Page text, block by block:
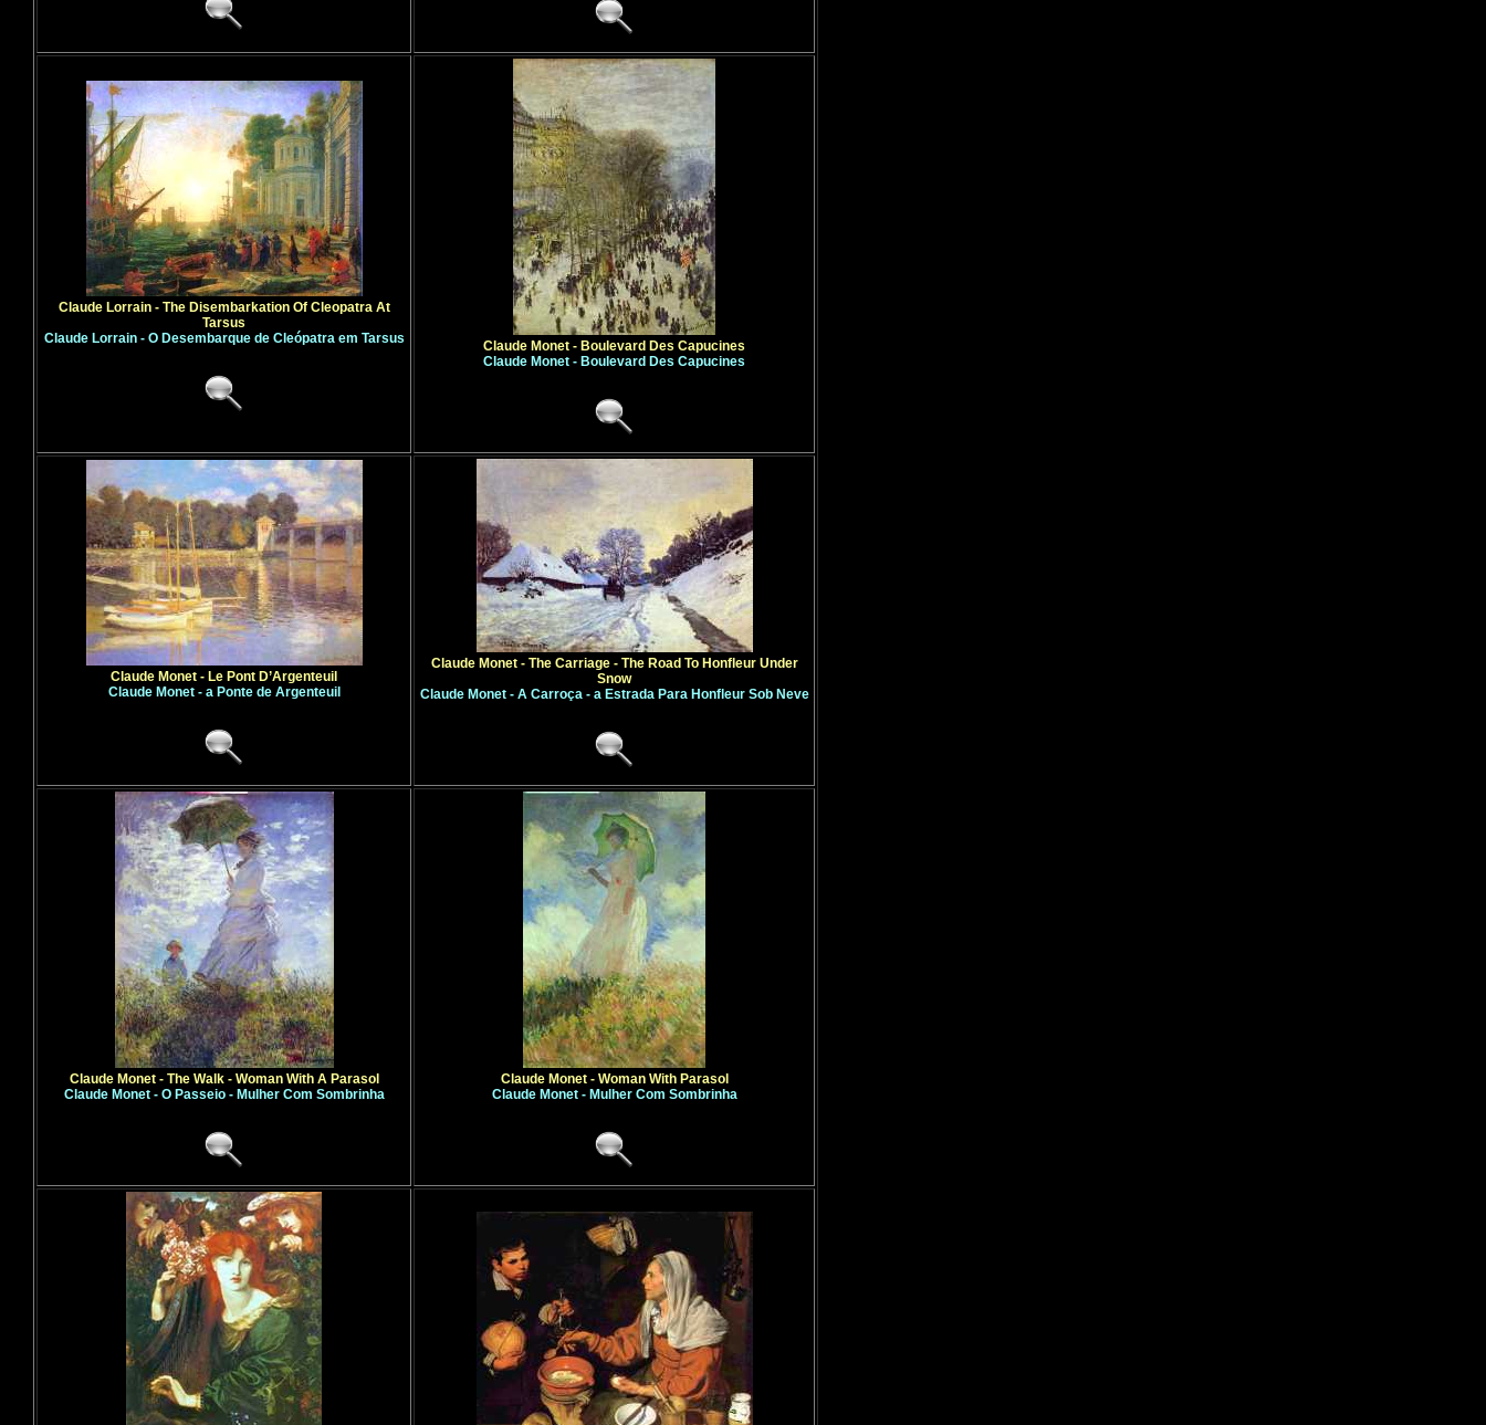
Claude Lorrain - The Disembarkation Of Cleopatra At
Tarsus
Claude Lorrain - O Desembarque de Cleópatra em Tarsus
Claude Monet - Boulevard Des Capucines
Claude Monet - Boulevard Des Capucines
Claude Monet - Le Pont D’Argenteuil
Claude Monet - a Ponte de Argenteuil
Claude Monet - The Carriage - The Road To Honfleur Under
Snow
Claude Monet - A Carroça - a Estrada Para Honfleur Sob Neve
Claude Monet - The Walk - Woman With A Parasol
Claude Monet - O Passeio - Mulher Com Sombrinha
Claude Monet - Woman With Parasol
Claude Monet - Mulher Com Sombrinha